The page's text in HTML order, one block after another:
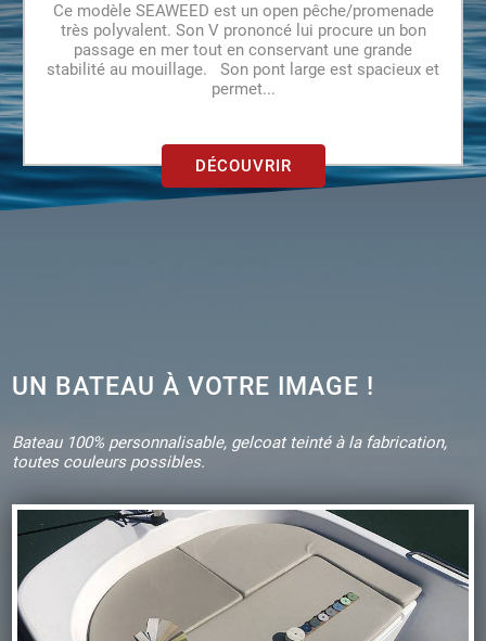
Ce modèle SEAWEED est un open pêche/promenade
très polyvalent. Son V prononcé lui procure un bon
passage en mer tout en conservant une grande
stabilité au mouillage. Son pont large est spacieux et
permet...
DÉCOUVRIR
UN BATEAU À VOTRE IMAGE !
Bateau 100% personnalisable, gelcoat teinté à la fabrication,
toutes couleurs possibles.